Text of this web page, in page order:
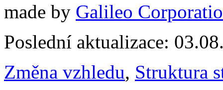
made by Galileo
Poslední aktualizace:
Změna vzhledu, Struktura